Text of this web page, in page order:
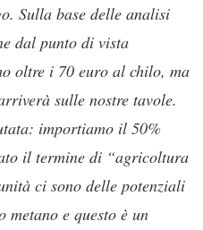
Sulla base delle analisi
dal punto di vista
oltre i 70 euro al chilo, ma
sulle nostre tavole.
importiamo il 50%
il termine di “agricoltura
ci sono delle potenziali
metano e questo è un